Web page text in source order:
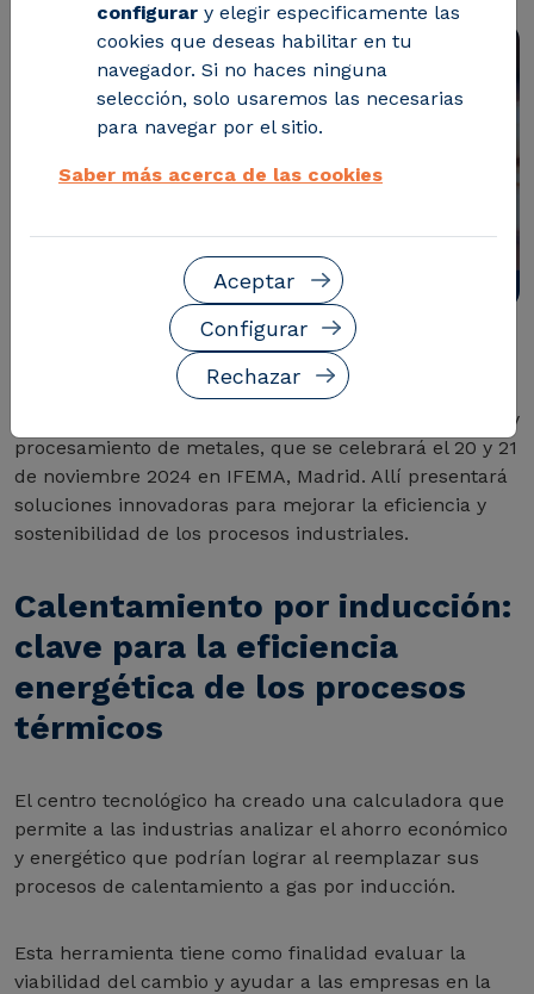
CIRCE-Centro tecnológico estará presente en la
próxima edición de Metal Madrid, el evento de
referencia en el sector de la fabricación, mecanizado y
procesamiento de metales, que se celebrará el 20 y 21
de noviembre 2024 en IFEMA, Madrid. Allí presentará
soluciones innovadoras para mejorar la eficiencia y
sostenibilidad de los procesos industriales.
Calentamiento por inducción:
clave para la eficiencia
energética de los procesos
térmicos
El centro tecnológico ha creado una calculadora que
permite a las industrias analizar el ahorro económico
y energético que podrían lograr al reemplazar sus
procesos de calentamiento a gas por inducción.
Esta herramienta tiene como finalidad evaluar la
viabilidad del cambio y ayudar a las empresas en la
configurar y elegir especificamente las
cookies que deseas habilitar en tu
navegador. Si no haces ninguna
selección, solo usaremos las necesarias
para navegar por el sitio.
Saber más acerca de las cookies
Rechazar
Configurar
Aceptar